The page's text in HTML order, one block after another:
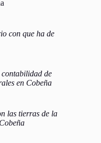
con que ha de
de
en Cobeña
las tierras de la